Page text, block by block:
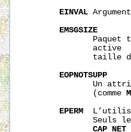
EINVAL
EMSGSIZE
Paquet
active
taille
EOPNOTSUPP
Un
              (comme
EPERM
Seuls